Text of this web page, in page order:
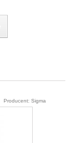
Producent: Sigma